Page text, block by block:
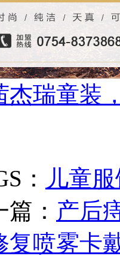
杰瑞童装
： 儿童
： 产后
复喷雾卡